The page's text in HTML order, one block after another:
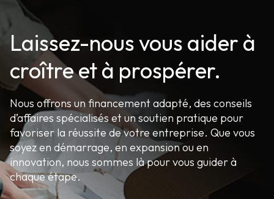
Laissez-nous vous aider à
croître et à prospérer.
Nous offrons un financement adapté, des conseils
d’affaires spécialisés et un soutien pratique pour
favoriser la réussite de votre entreprise. Que vous
soyez en démarrage, en expansion ou en
innovation, nous sommes là pour vous guider à
chaque étape.